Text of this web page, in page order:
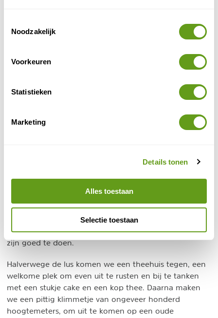
Noodzakelijk
Voorkeuren
Statistieken
Marketing
Details tonen
Alles toestaan
Selectie toestaan
houden ons gezelschap. We openen het ene klap- of
draaihekje na het andere. Alles om het vee op hun
eigen weiland te houden. De paden zijn hier en daar
behoorlijk modderig en lopen gestaag omhoog, maar
zijn goed te doen.
Halverwege de lus komen we een theehuis tegen, een
welkome plek om even uit te rusten en bij te tanken
met een stukje cake en een kop thee. Daarna maken
we een pittig klimmetje van ongeveer honderd
hoogtemeters, om uit te komen op een oude